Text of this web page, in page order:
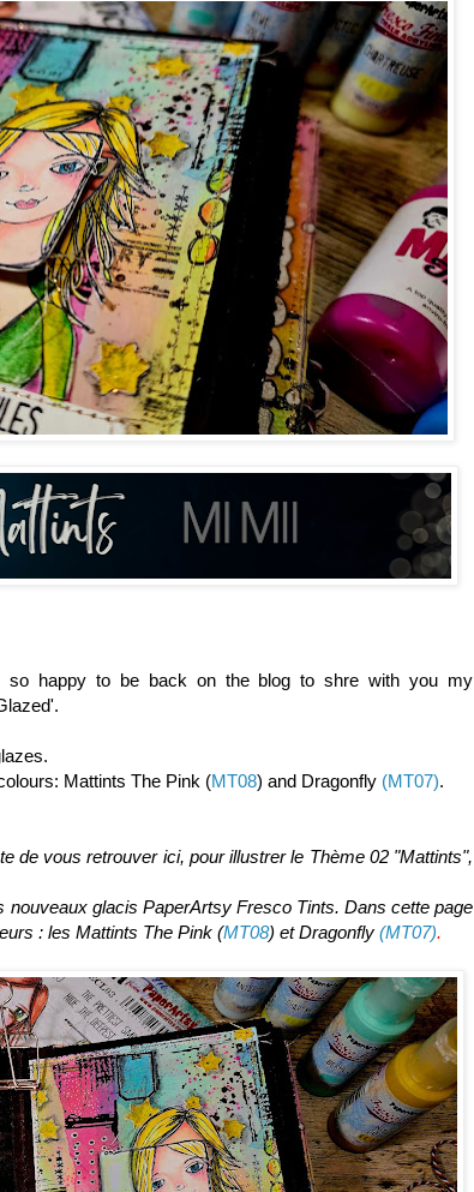
happy to be back on the blog to shre with you my
Mattints The Pink (MT08) and Dragonfly (MT07).
de vous retrouver ici, pour illustrer le Thème 02 "Mattints",
glacis PaperArtsy Fresco Tints. Dans cette page
: les Mattints The Pink (MT08) et Dragonfly (MT07).